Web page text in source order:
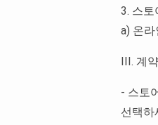
3. 스토
a) 온
III. 계
- 스토
선택하